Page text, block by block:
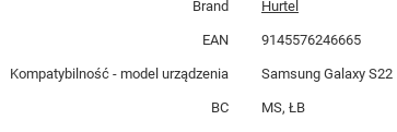
Brand Hurtel
EAN 9145576246665
Kompatybilność - model urządzenia Samsung Galaxy S22
BC MS, ŁB